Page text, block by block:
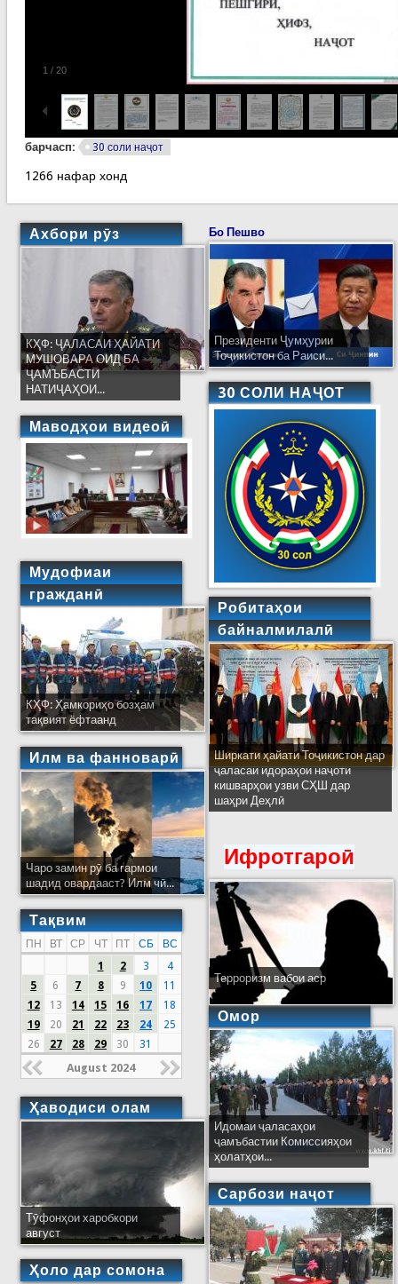
1 / 20
барчасп: 30 соли наҷот
1266 нафар хонд
Ахбори рӯз
КҲФ: ҶАЛАСАИ ҲАЙАТИ
МУШОВАРА ОИД БА
ҶАМЪБАСТИ
НАТИҶАҲОИ...
Маводҳои видеоӣ
Мудофиаи
гражданӣ
КҲФ: Ҳамкориҳо бозҳам
тақвият ёфтаанд
Илм ва фанноварӣ
Чаро замин рӯ ба гармои
шадид овардааст? Илм чӣ...
Тақвим
ПН ВТ СР ЧТ ПТ СБ
ВС
1
2 3
4
5
6 7 8 9 10
11
12
13 14 15 16 17
18
19
20 21 22 23 24
25
26
27 28 29 30 31
August 2024
Ҳаводиси олам
Тӯфонҳои харобкори
август
Ҳоло дар сомона
Бо Пешво
Президенти Ҷумҳурии
Тоҷикистон ба Раиси...
30 СОЛИ НАҶОТ
Робитаҳои
байналмилалӣ
Ширкати ҳайати Тоҷикистон дар
ҷаласаи идораҳои наҷоти
кишварҳои узви СҲШ дар
шаҳри Деҳлӣ
Ифротгароӣ
Терроризм вабои аср
Омор
Идомаи ҷаласаҳои
ҷамъбастии Комиссияҳои
ҳолатҳои...
Сарбози наҷот